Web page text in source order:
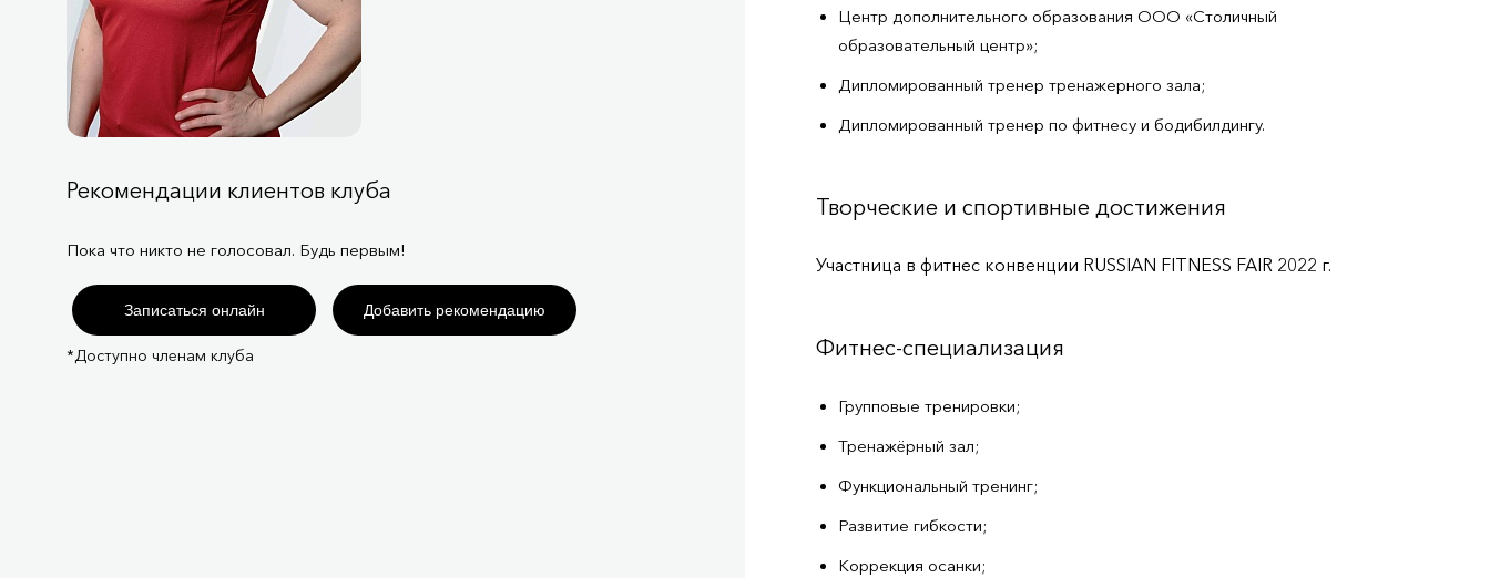
Рекомендации клиентов клуба
Пока что никто не голосовал. Будь первым!
Добавить рекомендацию
Записаться онлайн
*Доступно членам клуба
Центр дополнительного образования ООО «Столичный
образовательный центр»;
Дипломированный тренер тренажерного зала;
Дипломированный тренер по фитнесу и бодибилдингу.
Творческие и спортивные достижения
Участница в фитнес конвенции RUSSIAN FITNESS FAIR 2022 г.
Фитнес-специализация
Групповые тренировки;
Тренажёрный зал;
Функциональный тренинг;
Развитие гибкости;
Коррекция осанки;